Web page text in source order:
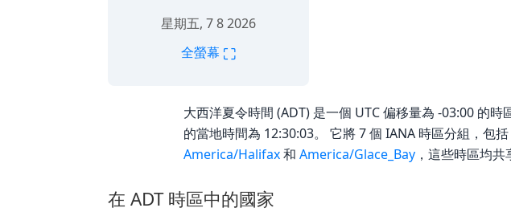
星期五, 7 8 2026
全螢幕 ⛶
大西洋夏令時間 (ADT) 是一個 UTC 偏移量為 -03:00 的
的當地時間為 12:30:03。 它將 7 個 IANA 時區分組，包括
America/Halifax和 America/Glace_Bay ，這些時區均
在 ADT 時區中的國家